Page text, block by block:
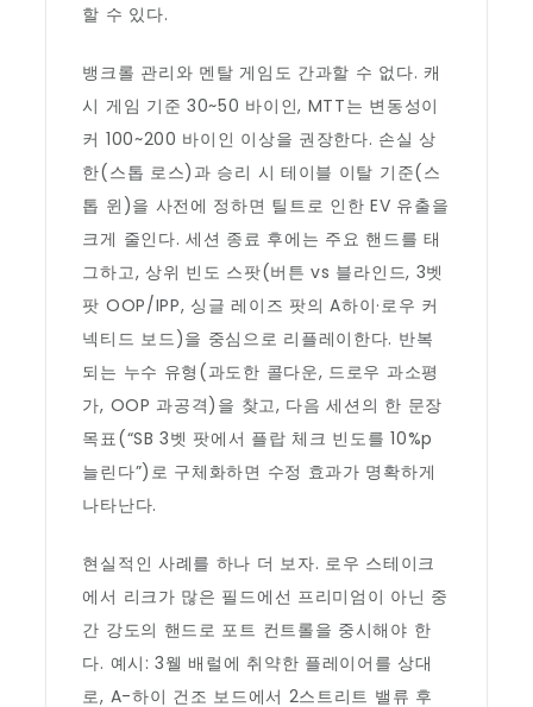
할 수 있다.
뱅크롤 관리와 멘탈 게임도 간과할 수 없다. 캐
시 게임 기준 30~50 바이인, MTT는 변동성이
커 100~200 바이인 이상을 권장한다. 손실 상
한(스톱 로스)과 승리 시 테이블 이탈 기준(스
톱 윈)을 사전에 정하면 틸트로 인한 EV 유출을
크게 줄인다. 세션 종료 후에는 주요 핸드를 태
그하고, 상위 빈도 스팟(버튼 vs 블라인드, 3벳
팟 OOP/IPP, 싱글 레이즈 팟의 A하이·로우 커
넥티드 보드)을 중심으로 리플레이한다. 반복
되는 누수 유형(과도한 콜다운, 드로우 과소평
가, OOP 과공격)을 찾고, 다음 세션의 한 문장
목표(“SB 3벳 팟에서 플랍 체크 빈도를 10%p
늘린다”)로 구체화하면 수정 효과가 명확하게
나타난다.
현실적인 사례를 하나 더 보자. 로우 스테이크
에서 리크가 많은 필드에선 프리미엄이 아닌 중
간 강도의 핸드로 포트 컨트롤을 중시해야 한
다. 예시: 3웰 배럴에 취약한 플레이어를 상대
로, A-하이 건조 보드에서 2스트리트 밸류 후